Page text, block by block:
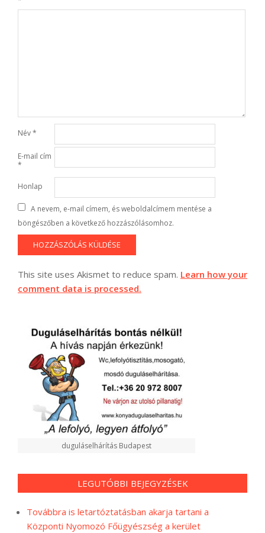
Név*
E-mail cím
*
Honlap
A nevem, e-mail címem, és weboldalcímem mentése a
böngészőben a következő hozzászólásomhoz.
This site uses Akismet to reduce spam. Learn how your
comment data is processed.
duguláselhárítás Budapest
LEGUTÓBBI BEJEGYZÉSEK
Továbbra is letartóztatásban akarja tartani a
Központi Nyomozó Főügyészség a kerület